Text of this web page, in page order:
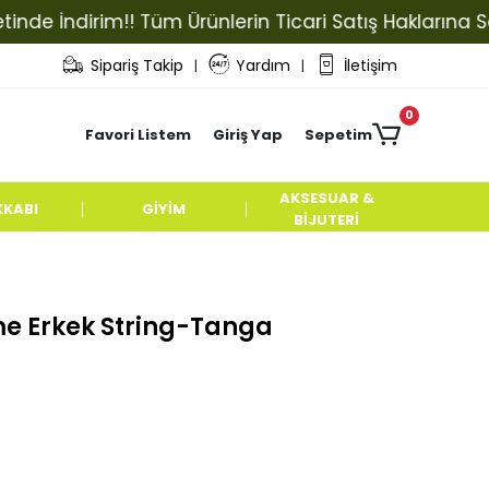
İndirim!! Tüm Ürünlerin Ticari Satış Haklarına
Sipariş Takip | Yardım | İletişim
Favori Listem Giriş Yap Sepetim
0
GİYİM
AKSESUAR &
BİJUTERİ
Erkek String-Tanga